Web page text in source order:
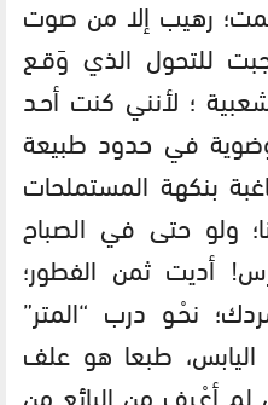
صمت؛ رهيب إلا من صوت
للتحول الذي وَقـع
؛ لأنني كنت أحـد
في حدود طبيعة
بنكهة المستملحات
ولو حتى في الصباح
أديت ثمن الفطور؛
نحْـو درب “المتر”
طبعا هو علف
لم أعْـرف من البائع من